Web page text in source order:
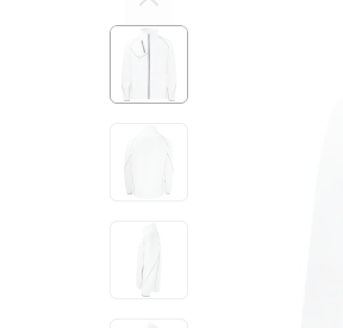
View larger image